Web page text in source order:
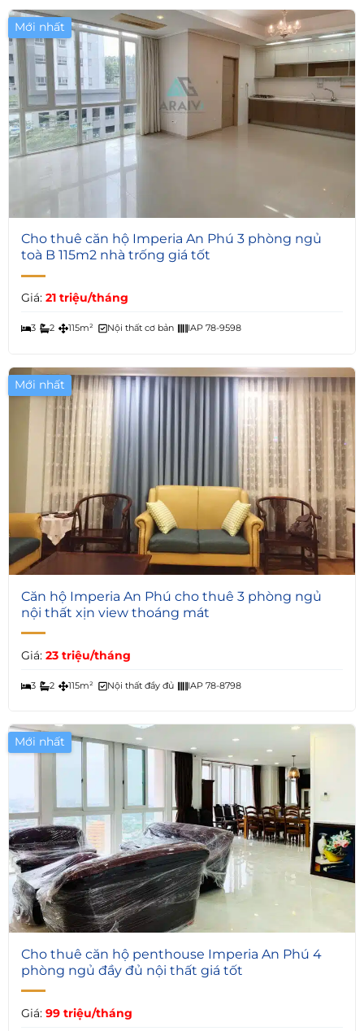
Mới nhất
7
Cho thuê căn hộ Imperia An Phú 3 phòng ngủ
toà B 115m2 nhà trống giá tốt
Giá: 21 triệu/tháng
3 2 115m² Nội thất cơ bản IAP 78-9598
Mới nhất
6
Căn hộ Imperia An Phú cho thuê 3 phòng ngủ
nội thất xịn view thoáng mát
Giá: 23 triệu/tháng
3 2 115m² Nội thất đầy đủ IAP 78-8798
Mới nhất
5
Cho thuê căn hộ penthouse Imperia An Phú 4
phòng ngủ đầy đủ nội thất giá tốt
Giá: 99 triệu/tháng